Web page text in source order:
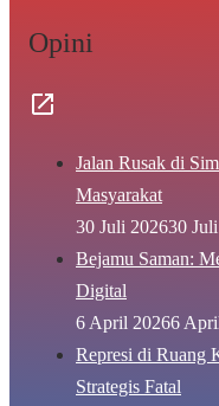
Opini
Jalan Rusak di
Masyarakat
30 Juli 202630
Bejamu Saman:
Digital
6 April 20266
Represi di Ruang
Strategis Fatal